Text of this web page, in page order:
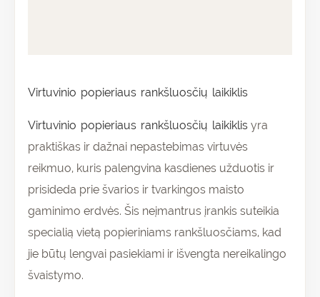
Virtuvinio popieriaus rankšluosčių laikiklis
Virtuvinio popieriaus rankšluosčių laikiklis yra
praktiškas ir dažnai nepastebimas virtuvės
reikmuo, kuris palengvina kasdienes užduotis ir
prisideda prie švarios ir tvarkingos maisto
gaminimo erdvės. Šis neįmantrus įrankis suteikia
specialią vietą popieriniams rankšluosčiams, kad
jie būtų lengvai pasiekiami ir išvengta nereikalingo
švaistymo.